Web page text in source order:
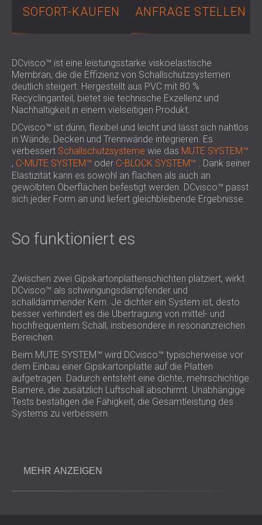
SCHALLSCHUTZ UND AKUSTIK FÜR
EINZELHANDELSFLÄCHEN
SCHALLSCHUTZ UND AKUSTIK FÜR
BILDUNGSEINRICHTUNGEN
SCHALLSCHUTZ UND AKUSTIK FÜR
GESUNDHEITSEINRICHTUNGE
SCHALLSCHUTZ UND
AKUSTIKLÖSUNGEN FÜR DEN
AUDIOLOGIEBEREICH
SCHALLDÄMMUNG UND
AKUSTIKLÖSUNGEN FÜR
POLAND (PL)
SOUTH AFRICA (ZA)
SOFORT-KAUFEN ANFRAGE STELLEN
DCvisco™ ist eine leistungsstarke viskoelastische
Membran, die die Effizienz von Schallschutzsystemen
deutlich steigert. Hergestellt aus PVC mit 80 %
Recyclinganteil, bietet sie technische Exzellenz und
Nachhaltigkeit in einem vielseitigen Produkt.
DCvisco™ ist dünn, flexibel und leicht und lässt sich nahtlos
in Wände, Decken und Trennwände integrieren. Es
verbessert Schallschutzsysteme wie das MUTE SYSTEM™
, C-MUTE SYSTEM™ oder C-BLOCK SYSTEM™ . Dank seiner
Elastizität kann es sowohl an flachen als auch an
gewölbten Oberflächen befestigt werden. DCvisco™ passt
sich jeder Form an und liefert gleichbleibende Ergebnisse.
So funktioniert es
Zwischen zwei Gipskartonplattenschichten platziert, wirkt
DCvisco™ als schwingungsdämpfender und
schalldämmender Kern. Je dichter ein System ist, desto
besser verhindert es die Übertragung von mittel- und
hochfrequentem Schall, insbesondere in resonanzreichen
Bereichen.
Beim MUTE SYSTEM™ wird DCvisco™ typischerweise vor
dem Einbau einer Gipskartonplatte auf die Platten
aufgetragen. Dadurch entsteht eine dichte, mehrschichtige
Barriere, die zusätzlich Luftschall abschirmt. Unabhängige
Tests bestätigen die Fähigkeit, die Gesamtleistung des
Systems zu verbessern.
Erhöht die Schalldämmleistung um bis zu +3 dB.
MEHR ANZEIGEN